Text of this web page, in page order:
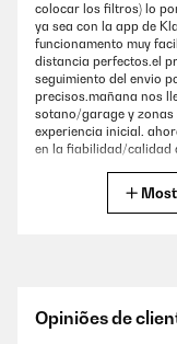
colocar los filtros) lo
ya sea con la app de
funcionamento muy
distancia perfectos.el
seguimiento del envio
precisos.mañana nos
sotano/garage y zonas
experiencia inicial.
en la fiabilidad/calidad
Usuario/a de amazon
Nada mas sacarlo del
siguiendo las
Opiniões de